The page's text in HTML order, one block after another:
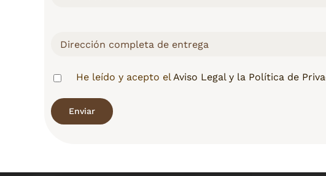
He leído y acepto elAviso Legal y la Política de